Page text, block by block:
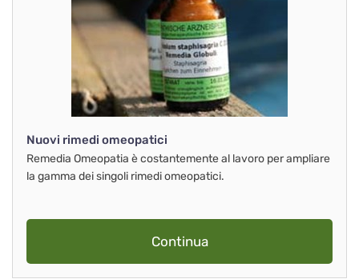
Nuovi rimedi omeopatici
Remedia Omeopatia è costantemente al lavoro per ampliare
la gamma dei singoli rimedi omeopatici.
Continua